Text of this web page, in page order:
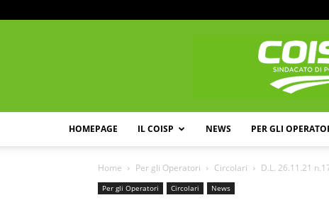
HOMEPAGE IL COISP NEWS PER GLI
Home Per gli Operatori Circolari D.L. 26.11.21
Per gli Operatori Circolari News